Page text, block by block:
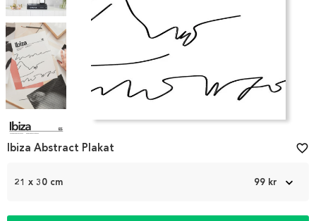
1
21 x 30 cm 99 kr
Ibiza Abstract Plakat favorite_border